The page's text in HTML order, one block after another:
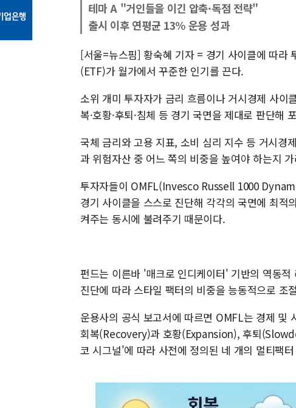
테마 A "거인들을 이긴 압축·독점 전략"
출시 이후 연평균 13% 운용 성과
[서울=뉴스핌] 황숙혜 기자 = 경기 사이클에 따라
(ETF)가 월가에서 꾸준한 인기를 끈다.
소위 개미 투자자가 금리 흐름이나 거시경제 사이
복·호황·후퇴·침체 등 경기 국면을 제대로 판단해
국체 금리와 고용 지표, 소비 심리 지수 등 거시경
과 위험자산 중 어느 쪽의 비중을 높여야 하는지
투자자들이 OMFL(Invesco Russell 1000
경기 사이클을 스스로 진단해 각각의 국면에 최적
켜주는 동시에 불려주기 때문이다.
펀드는 이른바 '매크로 인디케이터' 기반의 역동
진단에 따라 스타일 팩터의 비중을 능동적으로 조
운용사의 공식 보고서에 따르면 OMFL는 경제 및
회복(Recovery)과 호황(Expansion), 후퇴
코 시그널'에 따라 사전에 정의된 네 개의 멀티팩